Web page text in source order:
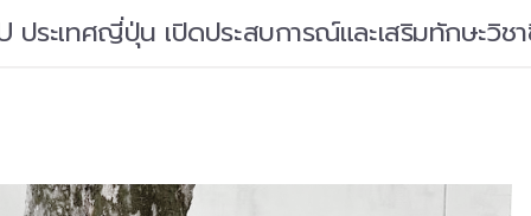
ะเทศญี่ปุ่น เปิดประสบการณ์และเสริมทักษะวิช